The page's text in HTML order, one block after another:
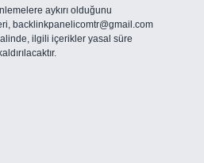
aykırı olduğunu
backlinkpanelicomtr@gmail.com
ilgili içerikler yasal süre